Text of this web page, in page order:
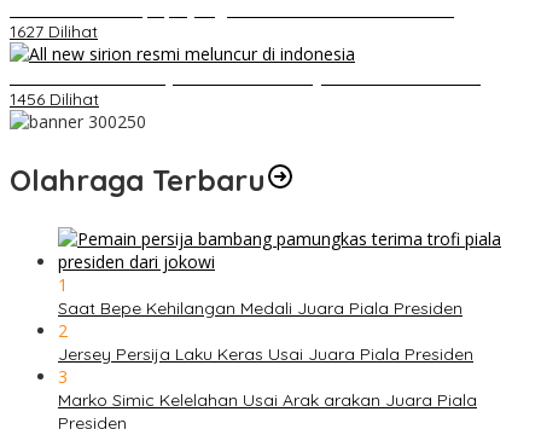
1627 Dilihat
1456 Dilihat
Olahraga Terbaru
1
Saat Bepe Kehilangan Medali Juara Piala Presiden
2
Jersey Persija Laku Keras Usai Juara Piala Presiden
3
Marko Simic Kelelahan Usai Arak arakan Juara Piala
Presiden